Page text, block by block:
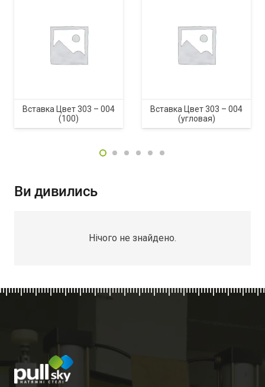
Вставка Цвет 303 – 004
(100)
Вставка Цвет 303 – 004
(угловая)
Ви дивились
Нічого не знайдено.